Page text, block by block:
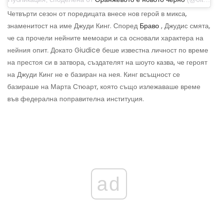
Четвърти сезон от поредицата внесе нов герой в микса,
знаменитост на име Джуди Кинг. Според Браво , Джудис смята,
че са прочели нейните мемоари и са основали характера на
нейния опит. Докато Giudice беше известна личност по време
на престоя си в затвора, създателят на шоуто казва, че героят
на Джуди Кинг не е базиран на нея. Кинг всъщност се
базираше на Марта Стюарт, която също излежаваше време
във федерална поправителна институция.
ad